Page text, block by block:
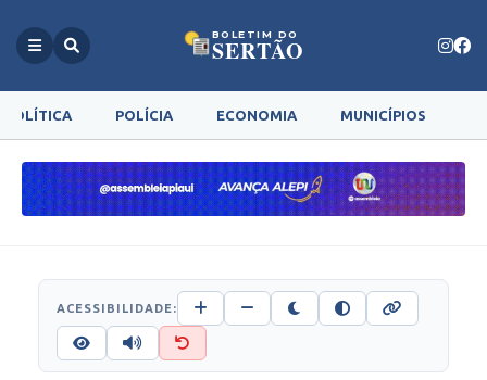
BOLETIM DO
SERTÃO
POLÍTICA POLÍCIA ECONOMIA MUNICÍPIOS
ACESSIBILIDADE: